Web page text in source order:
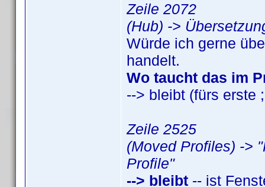
Zeile 2072
(Hub) ->
Würde ich gerne
handelt.
Wo taucht das im
--> bleibt (fürs erste
Zeile 2525
(Moved Profiles) ->
Profile"
--> bleibt -- ist